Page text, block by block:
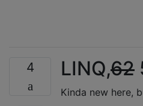
4 LINQ,62
Kinda new here,